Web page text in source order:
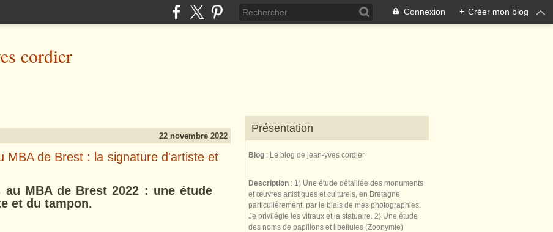
Connexion + Créer mon blog
cordier
22 novembre 2022
MBA de Brest : la signature d'artiste et
MBA de Brest 2022 : une étude
et du tampon.
Présentation
Blog : Le blog de jean-yves cordier
Description : 1) Une étude détaillée des monuments
et œuvres artistiques et culturels, en Bretagne
particulièrement, par le biais de mes photographies.
Je privilégie les vitraux et la statuaire. 2) Une étude
des noms de papillons et libellules (Zoonymie)